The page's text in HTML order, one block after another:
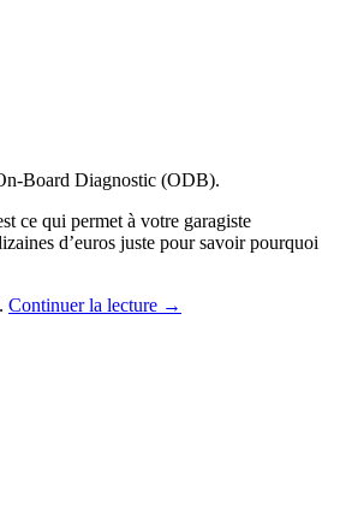
Board Diagnostic (ODB).
ce qui permet à votre garagiste
d’euros juste pour savoir pourquoi
Continuer la lecture →